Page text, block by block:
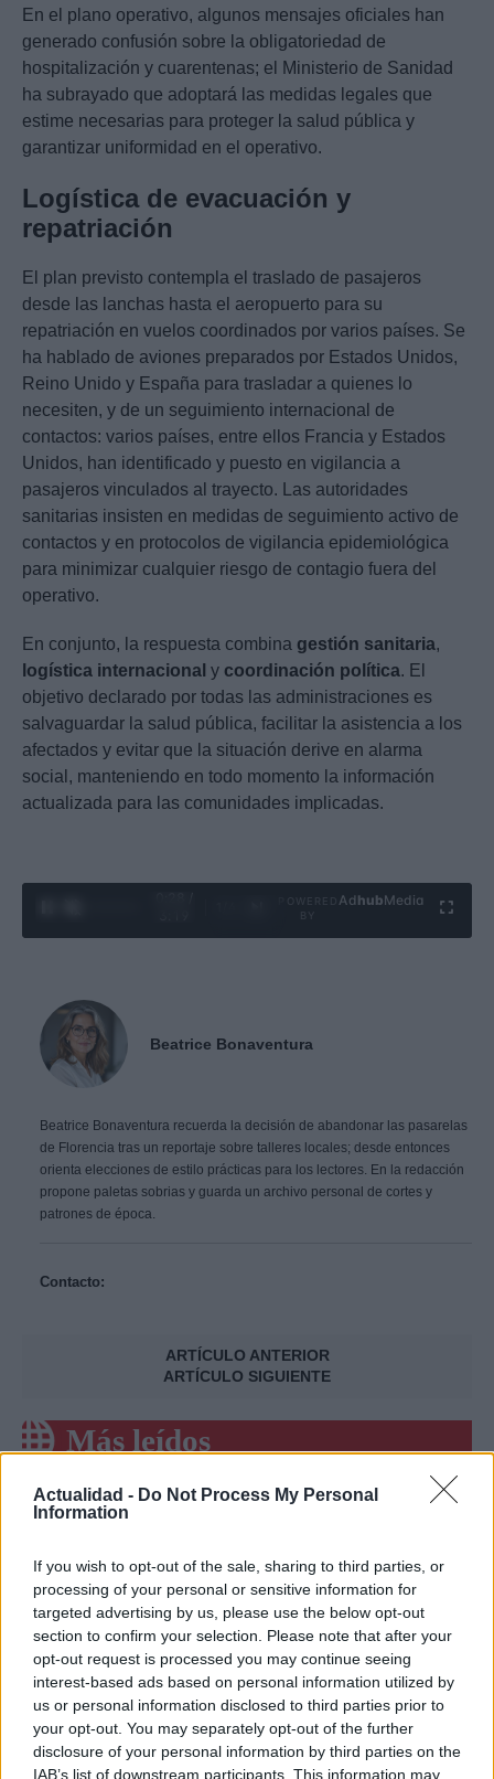
Actualidad - Do Not Process My Personal
Information
If you wish to opt-out of the sale, sharing to third parties, or
processing of your personal or sensitive information for
targeted advertising by us, please use the below opt-out
section to confirm your selection. Please note that after your
opt-out request is processed you may continue seeing
interest-based ads based on personal information utilized by
us or personal information disclosed to third parties prior to
your opt-out. You may separately opt-out of the further
disclosure of your personal information by third parties on the
IAB’s list of downstream participants. This information may
En el plano operativo, algunos mensajes oficiales han
generado confusión sobre la obligatoriedad de
hospitalización y cuarentenas; el Ministerio de Sanidad
ha subrayado que adoptará las medidas legales que
estime necesarias para proteger la salud pública y
garantizar uniformidad en el operativo.
Logística de evacuación y
repatriación
El plan previsto contempla el traslado de pasajeros
desde las lanchas hasta el aeropuerto para su
repatriación en vuelos coordinados por varios países. Se
ha hablado de aviones preparados por Estados Unidos,
Reino Unido y España para trasladar a quienes lo
necesiten, y de un seguimiento internacional de
contactos: varios países, entre ellos Francia y Estados
Unidos, han identificado y puesto en vigilancia a
pasajeros vinculados al trayecto. Las autoridades
sanitarias insisten en medidas de seguimiento activo de
contactos y en protocolos de vigilancia epidemiológica
para minimizar cualquier riesgo de contagio fuera del
operativo.
En conjunto, la respuesta combina gestión sanitaria,
logística internacional y coordinación política. El
objetivo declarado por todas las administraciones es
salvaguardar la salud pública, facilitar la asistencia a los
afectados y evitar que la situación derive en alarma
social, manteniendo en todo momento la información
actualizada para las comunidades implicadas.
Ad hubMedia
Beatrice Bonaventura
Beatrice Bonaventura recuerda la decisión de abandonar las pasarelas
de Florencia tras un reportaje sobre talleres locales; desde entonces
orienta elecciones de estilo prácticas para los lectores. En la redacción
propone paletas sobrias y guarda un archivo personal de cortes y
patrones de época.
Contacto:
ARTÍCULO ANTERIOR
ARTÍCULO SIGUIENTE
Más leídos
POLÍTICA
Cómo la política internacional de Trump